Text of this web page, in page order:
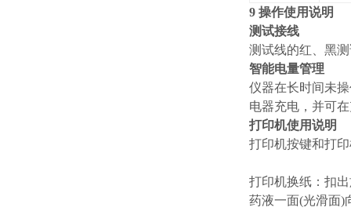
9 操作使用说明
测试接线
测试线的红、黑
智能电量管理
仪器在长时间未
电器充电，并可
打印机使用说明
打印机按键和打
打印机换纸：扣
药液一面(光滑面)